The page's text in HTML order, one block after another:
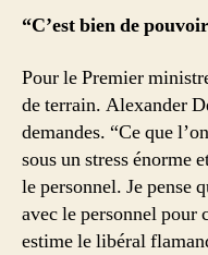
“C’est bien de
Pour le Premier
de terrain. Alexander
demandes. “Ce que
sous un stress énorme
le personnel. Je pense
avec le personnel pour
estime le libéral